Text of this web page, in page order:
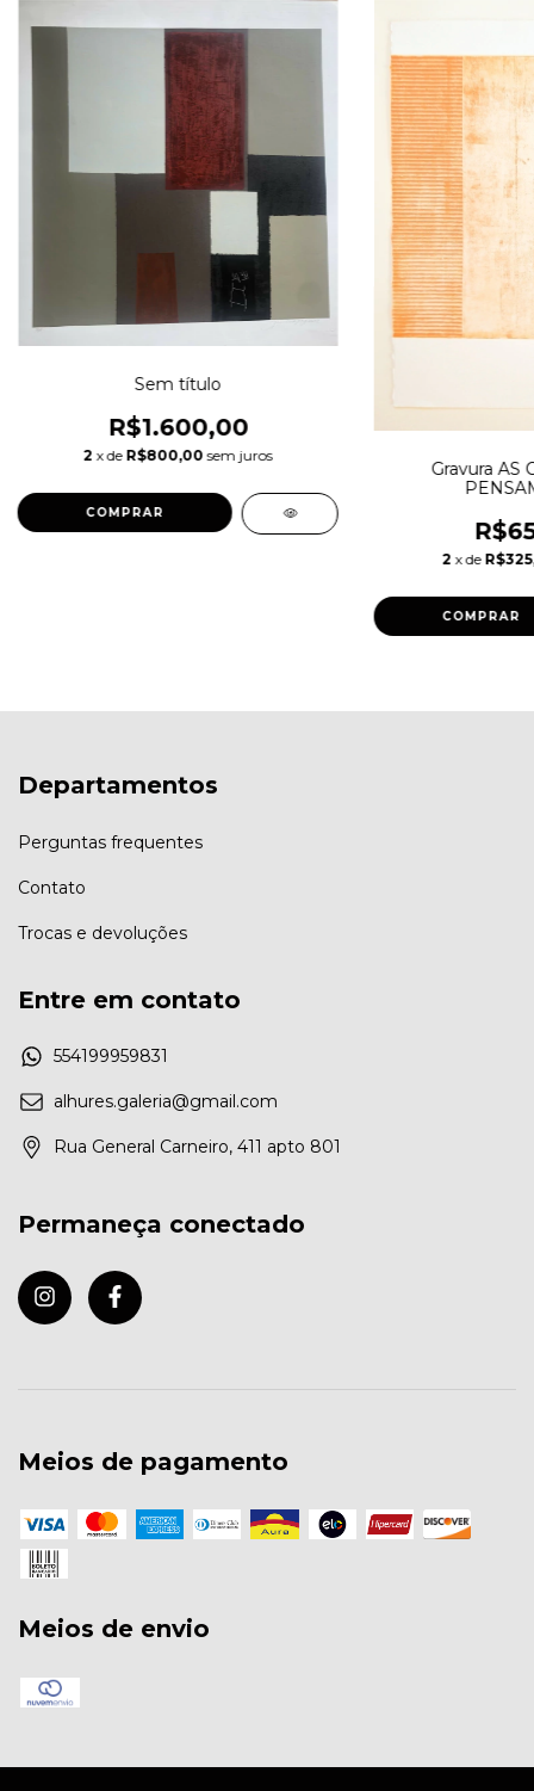
Sem título
R$1.600,00
2 x de R$800,00 sem juros
Gravura AS
2 x de
Departamentos
Perguntas frequentes
Contato
Trocas e devoluções
Entre em contato
554199959831
alhures.galeria@gmail.com
Rua General Carneiro, 411 apto 801
Permaneça conectado
Meios de pagamento
Meios de envio